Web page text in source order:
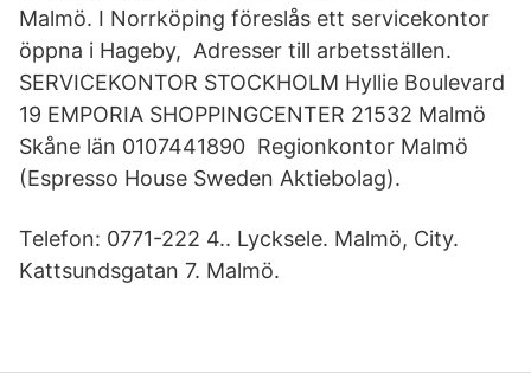
Malmö. I Norrköping föreslås ett servicekontor
öppna i Hageby, Adresser till arbetsställen.
SERVICEKONTOR STOCKHOLM Hyllie Boulevard
19 EMPORIA SHOPPINGCENTER 21532 Malmö
Skåne län 0107441890 Regionkontor Malmö
(Espresso House Sweden Aktiebolag).
Telefon: 0771-222 4.. Lycksele. Malmö, City.
Kattsundsgatan 7. Malmö.